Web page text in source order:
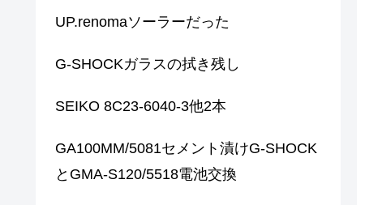
UP.renomaソーラーだった
G-SHOCKガラスの拭き残し
SEIKO 8C23-6040-3他2本
GA100MM/5081セメント漬けG-SHOCK
とGMA-S120/5518電池交換